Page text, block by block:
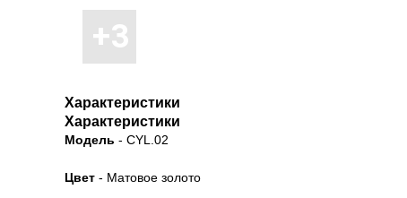
Характеристики
Характеристики
Модель - CYL.02
Цвет - Матовое золото